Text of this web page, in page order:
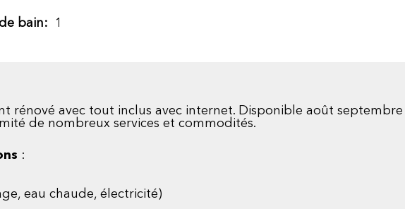
bain: 1
rénové avec tout inclus avec internet. Disponible août
de nombreux services et commodités.
:
eau chaude, électricité)